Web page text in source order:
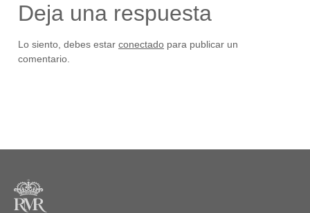
Deja una respuesta
Lo siento, debes estar conectado para publicar un
comentario.